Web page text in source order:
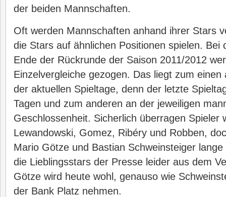
der beiden Mannschaften.
Oft werden Mannschaften anhand ihrer Stars
die Stars auf ähnlichen Positionen spielen. Bei
Ende der Rückrunde der Saison 2011/2012
Einzelvergleiche gezogen. Das liegt zum einen
der aktuellen Spieltage, denn der letzte
Tagen und zum anderen an der jeweiligen
Geschlossenheit. Sicherlich überragen Spieler
Lewandowski, Gomez, Ribéry und Robben,
Mario Götze und Bastian Schweinsteiger
die Lieblingsstars der Presse leider aus dem
Götze wird heute wohl, genauso wie
der Bank Platz nehmen.